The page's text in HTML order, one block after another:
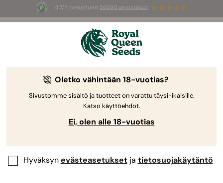
4.7/5 perustuen 58690 arvosteluun
3 White Widow Auto mag
Oletko vähintään 18-vuotias?
Sivustomme sisältö ja tuotteet on varattu täysi-ikäisille.
Katso käyttöehdot.
Ei, olen alle 18-vuotias
Hyväksynevästeasetuksetja tietosuojakäytäntö